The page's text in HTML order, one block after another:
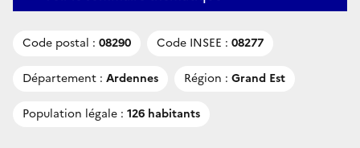
Code postal : 08290 Code INSEE : 08277
Département : Ardennes Région : Grand Est
Population légale : 126 habitants